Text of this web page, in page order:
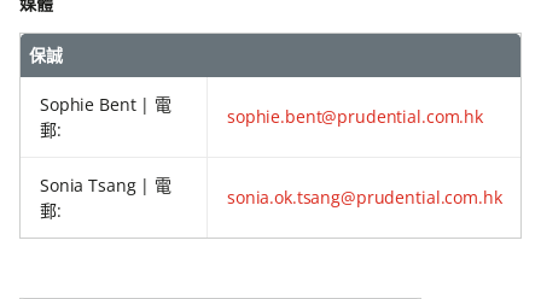
保誠
Sophie Bent | 電
郵:
sophie.bent@prudential.com.hk
Sonia Tsang | 電
郵:
sonia.ok.tsang@prudential.com.hk